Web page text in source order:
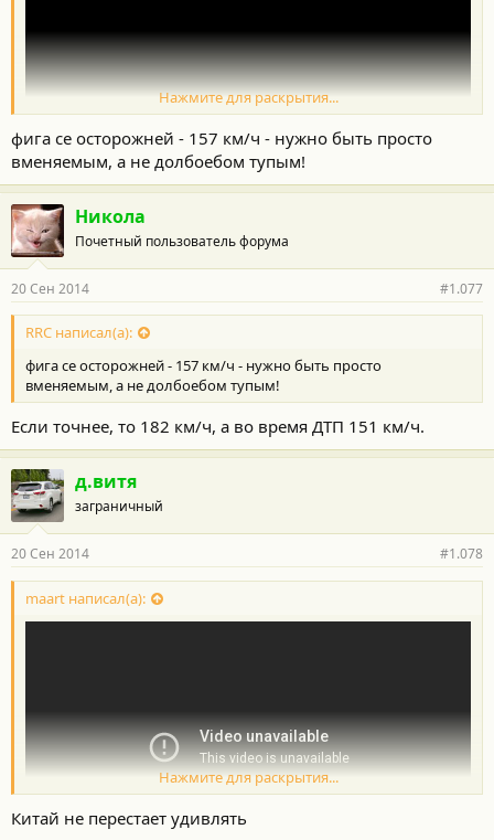
Нажмите для раскрытия...
фига се осторожней - 157 км/ч - нужно быть просто
вменяемым, а не долбоебом тупым!
Никола
Почетный пользователь форума
20 Сен 2014 #1.077
RRC написал(а):
фига се осторожней - 157 км/ч - нужно быть просто
вменяемым, а не долбоебом тупым!
Если точнее, то 182 км/ч, а во время ДТП 151 км/ч.
д.витя
заграничный
20 Сен 2014 #1.078
maart написал(а):
Нажмите для раскрытия...
Китай не перестает удивлять